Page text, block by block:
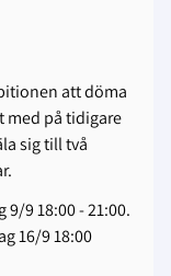
att döma
med på tidigare
sig till två
9 18:00 - 21:00.
16/9 18:00